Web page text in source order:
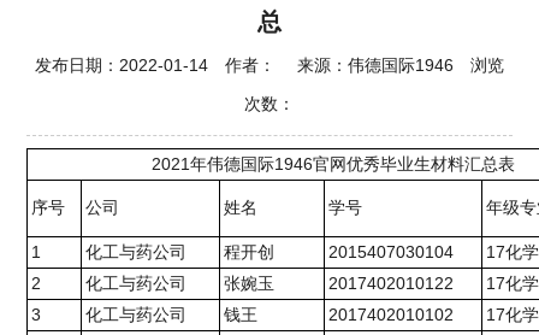
总
发布日期：2022-01-14 作者： 来源：伟德国际1946 浏览
次数：
2021年伟德国际1946官网优秀毕业生材料汇总表
序号 公司 姓名 学号 年级
1 化工与药公司 程开创 2015407030104
17化
2
化工与药公司 张婉玉 2017402010122
17化
3
化工与药公司 钱王 2017402010102
17化